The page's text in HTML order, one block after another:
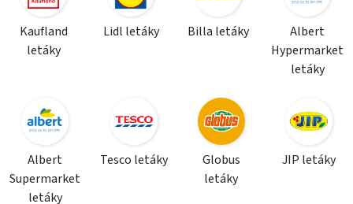
Kaufland
letáky
Lidl letáky Billa letáky
Albert
Hypermarket
letáky
Albert
Supermarket
letáky
Tesco letáky
Globus
letáky
JIP letáky